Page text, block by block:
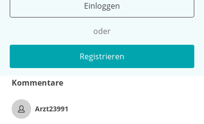
Einloggen
oder
Registrieren
Kommentare
Arzt23991